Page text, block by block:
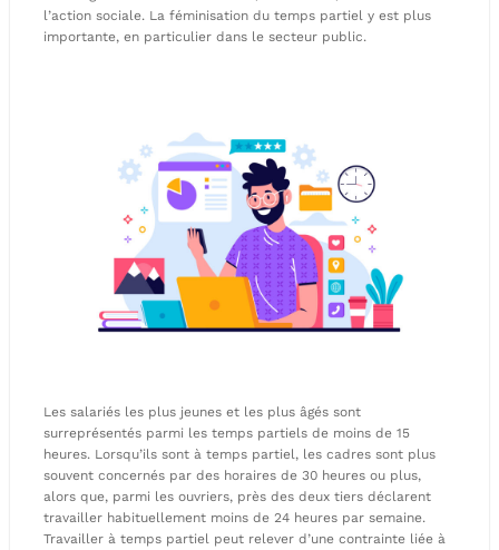
l’action sociale. La féminisation du temps partiel y est plus
importante, en particulier dans le secteur public.
Les salariés les plus jeunes et les plus âgés sont
surreprésentés parmi les temps partiels de moins de 15
heures. Lorsqu’ils sont à temps partiel, les cadres sont plus
souvent concernés par des horaires de 30 heures ou plus,
alors que, parmi les ouvriers, près des deux tiers déclarent
travailler habituellement moins de 24 heures par semaine.
Travailler à temps partiel peut relever d’une contrainte liée à